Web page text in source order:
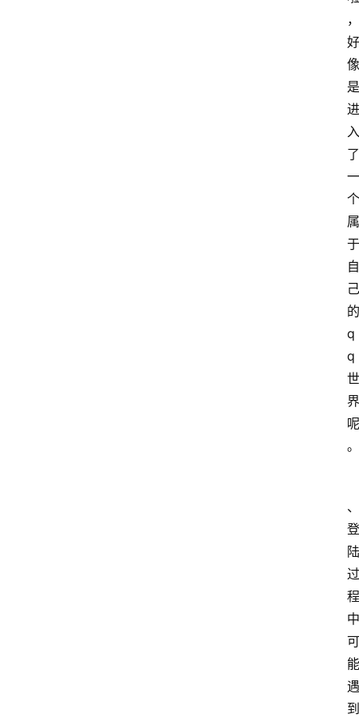
，
好
像
是
进
入
了
一
个
属
于
自
己
的
q
q
世
界
呢
。
、
登
陆
过
程
中
可
能
遇
到